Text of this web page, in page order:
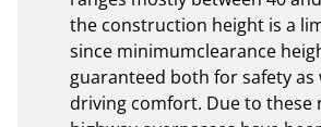
the construction height is a
since minimumclearance
guaranteed both for safety as
driving comfort. Due to these